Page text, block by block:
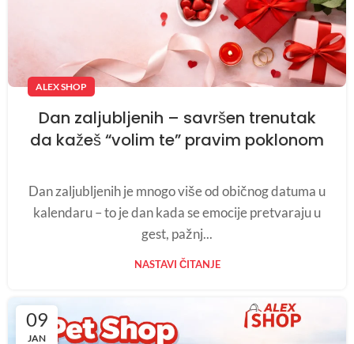
ALEX SHOP
Dan zaljubljenih – savršen trenutak
da kažeš “volim te” pravim poklonom
Dan zaljubljenih je mnogo više od običnog datuma u
kalendaru – to je dan kada se emocije pretvaraju u
gest, pažnj...
NASTAVI ČITANJE
09
JAN